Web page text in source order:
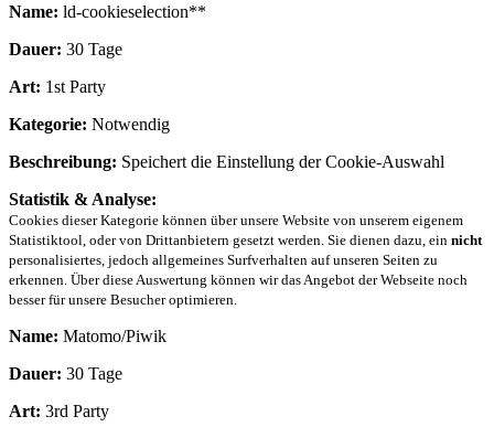
Name: ld-cookieselection**
Dauer: 30 Tage
Art: 1st Party
Kategorie: Notwendig
Beschreibung: Speichert die Einstellung der Cookie-Auswahl
Statistik & Analyse:
Cookies dieser Kategorie können über unsere Website von unserem eigenem
Statistiktool, oder von Drittanbietern gesetzt werden. Sie dienen dazu, ein nicht
personalisiertes, jedoch allgemeines Surfverhalten auf unseren Seiten zu
erkennen. Über diese Auswertung können wir das Angebot der Webseite noch
besser für unsere Besucher optimieren.
Name: Matomo/Piwik
Dauer: 30 Tage
Art: 3rd Party